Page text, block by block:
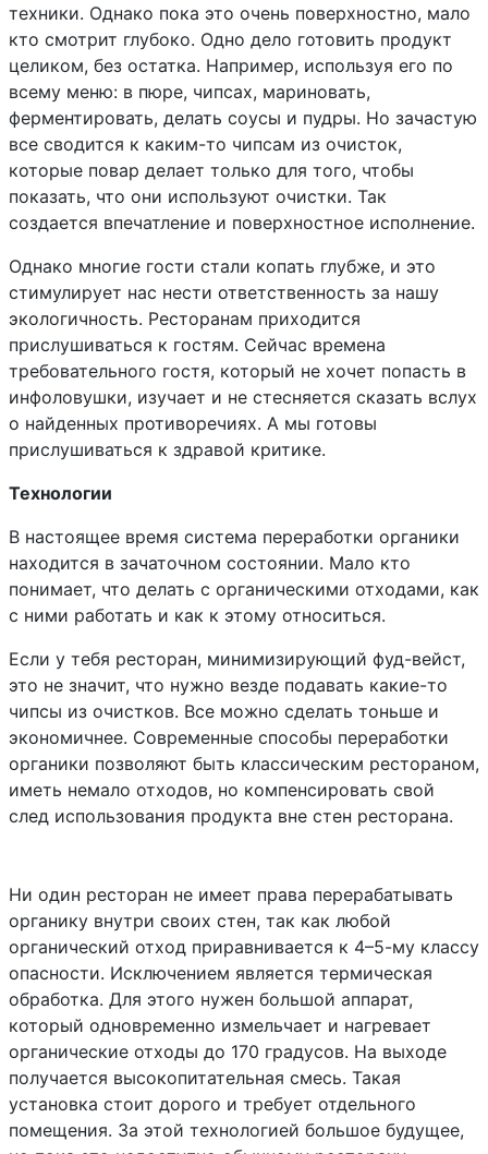
техники. Однако пока это очень поверхностно, мало
кто смотрит глубоко. Одно дело готовить продукт
целиком, без остатка. Например, используя его по
всему меню: в пюре, чипсах, мариновать,
ферментировать, делать соусы и пудры. Но зачастую
все сводится к каким-то чипсам из очисток,
которые повар делает только для того, чтобы
показать, что они используют очистки. Так
создается впечатление и поверхностное исполнение.
Однако многие гости стали копать глубже, и это
стимулирует нас нести ответственность за нашу
экологичность. Ресторанам приходится
прислушиваться к гостям. Сейчас времена
требовательного гостя, который не хочет попасть в
инфоловушки, изучает и не стесняется сказать вслух
о найденных противоречиях. А мы готовы
прислушиваться к здравой критике.
Технологии
В настоящее время система переработки органики
находится в зачаточном состоянии. Мало кто
понимает, что делать с органическими отходами, как
с ними работать и как к этому относиться.
Если у тебя ресторан, минимизирующий фуд-вейст,
это не значит, что нужно везде подавать какие-то
чипсы из очистков. Все можно сделать тоньше и
экономичнее. Современные способы переработки
органики позволяют быть классическим рестораном,
иметь немало отходов, но компенсировать свой
след использования продукта вне стен ресторана.
Ни один ресторан не имеет права перерабатывать
органику внутри своих стен, так как любой
органический отход приравнивается к 4–5-му классу
опасности. Исключением является термическая
обработка. Для этого нужен большой аппарат,
который одновременно измельчает и нагревает
органические отходы до 170 градусов. На выходе
получается высокопитательная смесь. Такая
установка стоит дорого и требует отдельного
помещения. За этой технологией большое будущее,